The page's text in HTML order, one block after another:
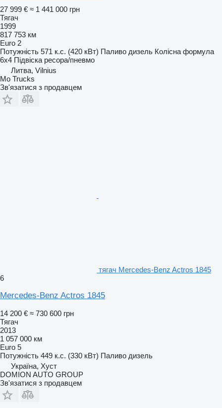
27 999 € ≈ 1 441 000 грн
Тягач
1999
817 753 км
Euro 2
Потужність 571 к.с. (420 кВт) Паливо дизель Колісна формула
6x4 Підвіска ресора/пневмо
Литва, Vilnius
Mo Trucks
Зв'язатися з продавцем
тягач Mercedes-Benz Actros 1845
6
Mercedes-Benz Actros 1845
14 200 € ≈ 730 600 грн
Тягач
2013
1 057 000 км
Euro 5
Потужність 449 к.с. (330 кВт) Паливо дизель
Україна, Хуст
DOMION AUTO GROUP
Зв'язатися з продавцем